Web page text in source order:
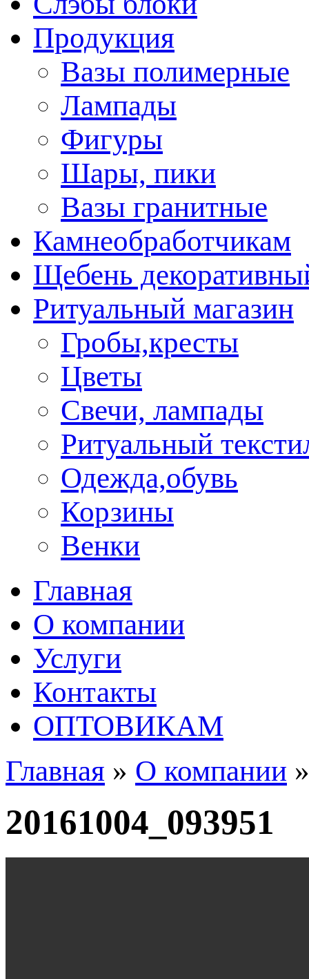
Продукция
Вазы полимерные
Лампады
Фигуры
Шары, пики
Вазы гранитные
Камнеобработчикам
Щебень
Ритуальный магазин
Гробы,кресты
Цветы
Свечи, лампады
Ритуальный
Одежда,обувь
Корзины
Венки
Главная
О компании
Услуги
Контакты
ОПТОВИКАМ
Главная » О компании
20161004_093951